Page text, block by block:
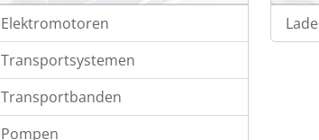
Elektromotoren
Transportsystemen
Transportbanden
Pompen